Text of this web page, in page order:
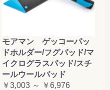
モアマン ゲッコーパッ
ドホルダー/フグパッド/マ
イクログラスパッド/スチ
ールウールバッド
￥3,003 ～ ￥6,976